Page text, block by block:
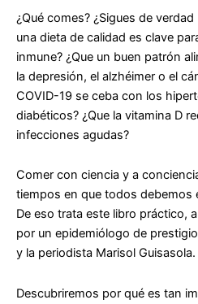
¿Qué comes? ¿Sigues de
una dieta de calidad es clave
inmune? ¿Que un buen patrón
la depresión, el alzhéimer o el
COVID-19 se ceba con los
diabéticos? ¿Que la vitamina D
infecciones agudas?
Comer con ciencia y a
tiempos en que todos debemos
De eso trata este libro práctico,
por un epidemiólogo de
y la periodista Marisol Guisasola.
Descubriremos por qué es tan